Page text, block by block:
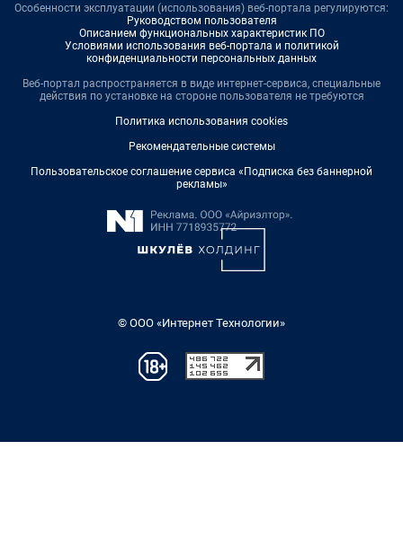
Особенности эксплуатации (использования) веб-портала регулируются:
Руководством пользователя
Описанием функциональных характеристик ПО
Условиями использования веб-портала и политикой
конфиденциальности персональных данных
Веб-портал распространяется в виде интернет-сервиса, специальные
действия по установке на стороне пользователя не требуются
Политика использования cookies
Рекомендательные системы
Пользовательское соглашение сервиса «Подписка без баннерной
рекламы»
© ООО «Интернет Технологии»